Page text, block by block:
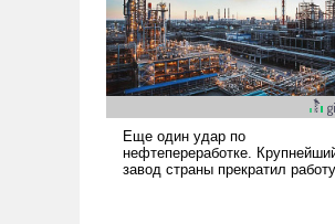
означает многолетний период
уязвимости США, например,
перед Китаем.